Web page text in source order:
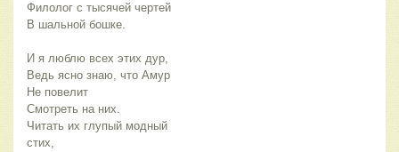
Филолог с тысячей чертей
В шальной бошке.
И я люблю всех этих дур,
Ведь ясно знаю, что Амур
Не повелит
Смотреть на них.
Читать их глупый модный
стих,